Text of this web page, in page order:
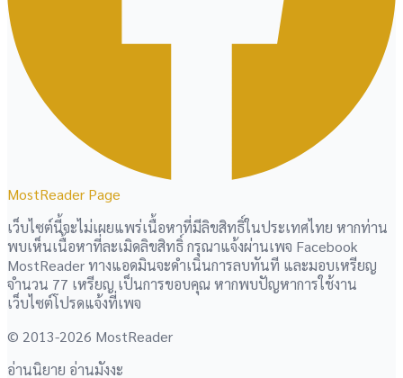
MostReader Page
เว็บไซต์นี้จะไม่เผยแพร่เนื้อหาที่มีลิขสิทธิ์ในประเทศไทย หากท่าน
พบเห็นเนื้อหาที่ละเมิดลิขสิทธิ์ กรุณาแจ้งผ่านเพจ Facebook
MostReader ทางแอดมินจะดำเนินการลบทันที และมอบเหรียญ
จำนวน 77 เหรียญ เป็นการขอบคุณ หากพบปัญหาการใช้งาน
เว็บไซต์โปรดแจ้งที่เพจ
© 2013-2026 MostReader
อ่านนิยาย อ่านมังงะ